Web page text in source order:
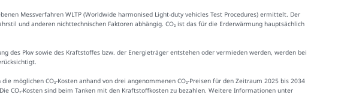
Messverfahren WLTP (Worldwide harmonised Light-duty vehicles Test Procedures) ermittelt. Der
und anderen nichttechnischen Faktoren abhängig. CO₂ ist das für die Erderwärmung hauptsächlich
des Pkw sowie des Kraftstoffes bzw. der Energieträger entstehen oder vermieden werden, werden bei
möglichen CO₂-Kosten anhand von drei angenommenen CO₂-Preisen für den Zeitraum 2025 bis 2034
CO₂-Kosten sind beim Tanken mit den Kraftstoffkosten zu bezahlen. Weitere Informationen unter